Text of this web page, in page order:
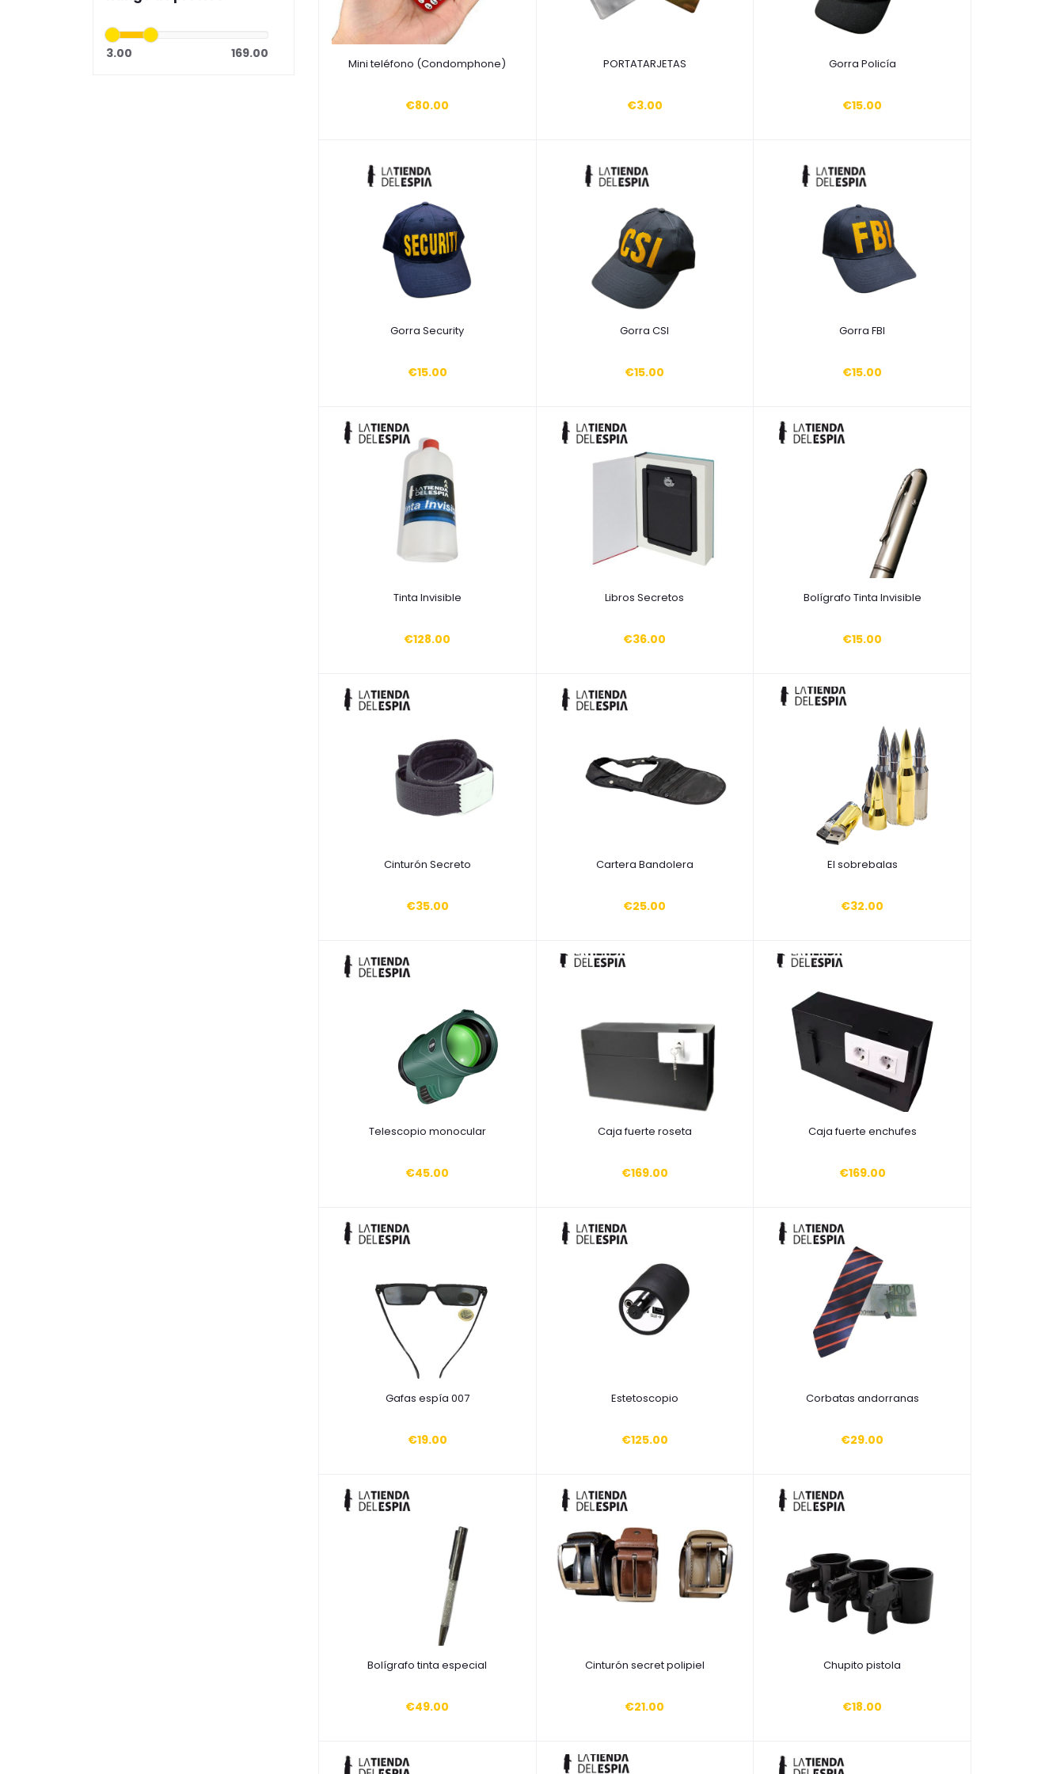
3.00 169.00 Añadir a la cesta
Mini teléfono (Condomphone)
€80.00
Añadir a la cesta
PORTATARJETAS
€3.00
Añadir a la cesta
Gorra Policía
€15.00
Añadir a la cesta
Gorra Security
€15.00
Añadir a la cesta
Gorra CSI
€15.00
Añadir a la cesta
Gorra FBI
€15.00
Añadir a la cesta
Tinta Invisible
€128.00
Añadir a la cesta
Libros Secretos
€36.00
Añadir a la cesta
Bolígrafo Tinta Invisible
€15.00
Añadir a la cesta
Cinturón Secreto
€35.00
Añadir a la cesta
Cartera Bandolera
€25.00
Añadir a la cesta
El sobrebalas
€32.00
Añadir a la cesta
Telescopio monocular
€45.00
Añadir a la cesta
Caja fuerte roseta
€169.00
Añadir a la cesta
Caja fuerte enchufes
€169.00
Añadir a la cesta
Gafas espía 007
€19.00
Añadir a la cesta
Estetoscopio
€125.00
Añadir a la cesta
Corbatas andorranas
€29.00
Añadir a la cesta
Bolígrafo tinta especial
€49.00
Añadir a la cesta
Cinturón secret polipiel
€21.00
Añadir a la cesta
Chupito pistola
€18.00